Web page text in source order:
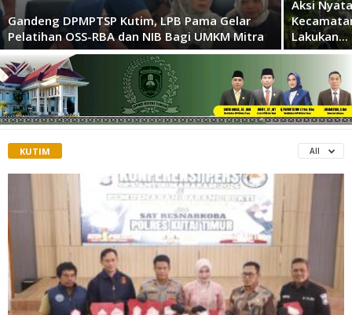
Gandeng DPMPTSP Kutim, LPB Pama Gelar
Pelatihan OSS-RBA dan NIB Bagi UMKM Mitra
Aksi
Lakukan...
KUTIM All